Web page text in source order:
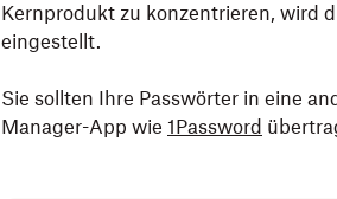
Kernprodukt zu konzentrieren, wird
eingestellt.
Sie sollten Ihre Passwörter in eine
Manager-App wie 1Password